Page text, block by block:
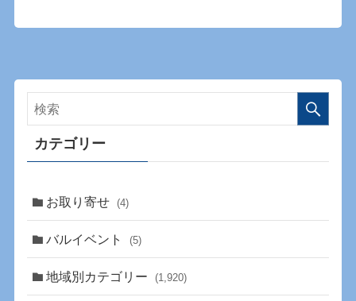
カテゴリー
お取り寄せ (4)
バルイベント (5)
地域別カテゴリー (1,920)